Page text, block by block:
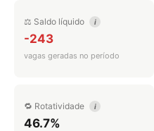
⚖️ Saldo líquido i
-243
vagas geradas no período
🔁 Rotatividade i
46.7%